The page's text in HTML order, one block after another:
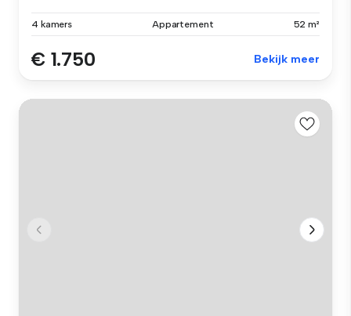
4 kamers Appartement 52 m²
€ 1.750 Bekijk meer